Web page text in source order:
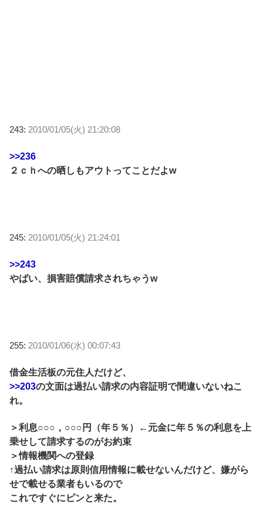
243: 2010/01/05(火) 21:20:08
>>236
２ｃｈへの晒しもアウトってことだよw
245: 2010/01/05(火) 21:24:01
>>243
やばい、損害賠償請求されちゃうw
255: 2010/01/06(水) 00:07:43
借金生活板の元住人だけど、
>>203の文面は過払い請求の内容証明で間違いないねこ
れ。
＞利息○○○，○○○円（年５％）←元金に年５％の利息を上
乗せして請求するのがお約束
＞情報機関への登録
↑過払い請求は原則信用情報に載せないんだけど、嫌がら
せで載せる業者もいるので
これですぐにピンと来た。